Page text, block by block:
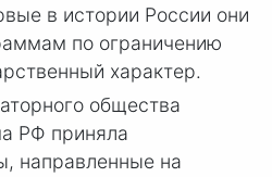
в истории России они
по ограничению
характер.
общества
РФ приняла
направленные на